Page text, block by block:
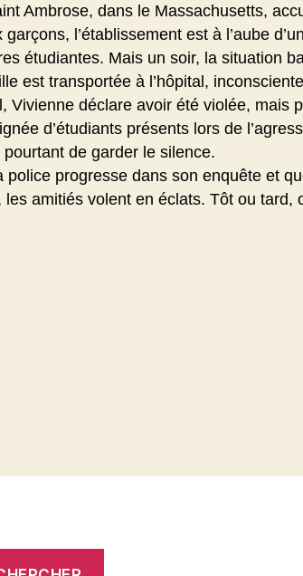
Ambrose, dans le Massachusetts,
garçons, l’établissement est à l’aube
étudiantes. Mais un soir, la situation
est transportée à l’hôpital,
Vivienne déclare avoir été violée, mais
d’étudiants présents lors de
pourtant de garder le silence.
police progresse dans son enquête et
les amitiés volent en éclats. Tôt ou tard,